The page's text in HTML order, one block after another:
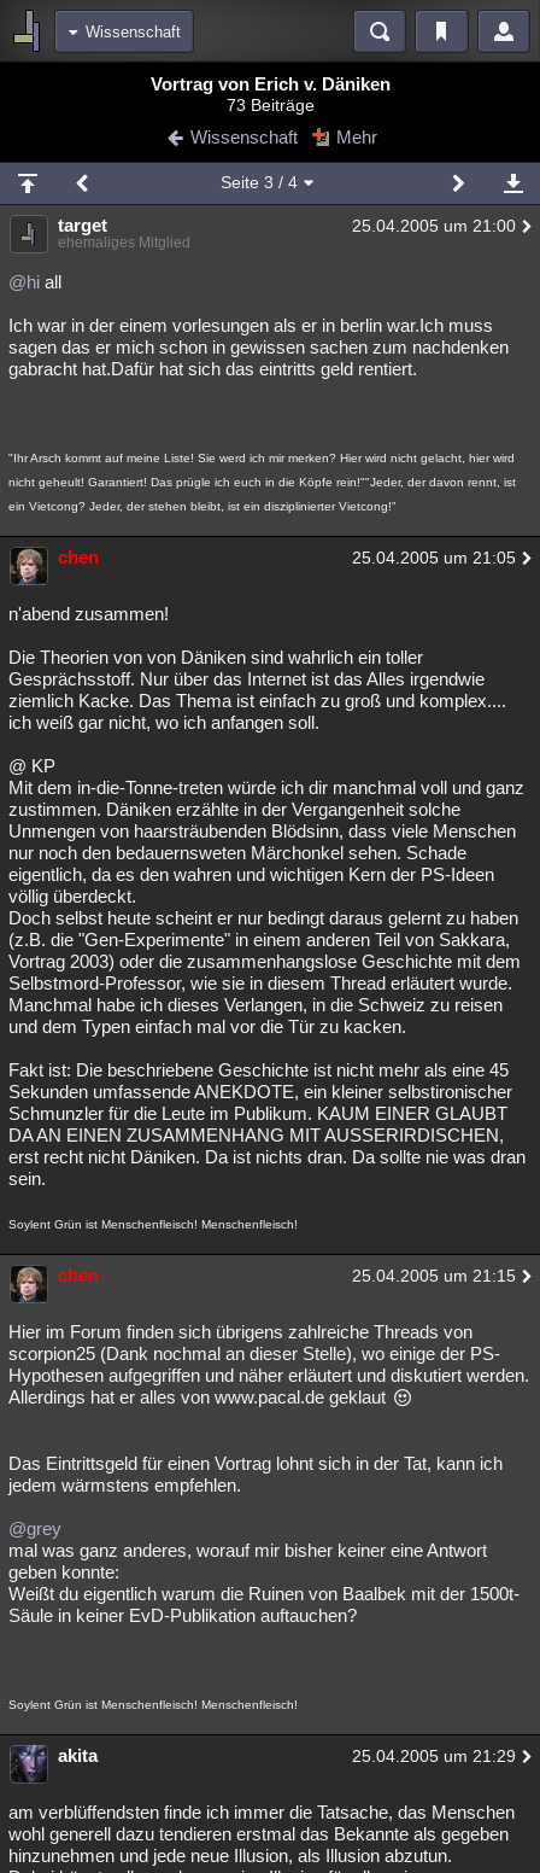
Wissenschaft
Blogs
Chat Wiki Neuigkeiten
meine Rubriken
Menschen Mystery Kriminalfälle
Spiritualität
Natur Umfragen Unterhaltung
weitere Rubriken
Musik Verbesserungen
Besucht Geschlossen
Lesenswert Schlüsselwörter
Vortrag von Erich v. Däniken
73 Beiträge
Wissenschaft Mehr
Seite 3 / 4
target 25.04.2005 um 21:00
ehemaliges Mitglied
@hi all
Ich war in der einem vorlesungen als er in berlin war.Ich muss
sagen das er mich schon in gewissen sachen zum nachdenken
gabracht hat.Dafür hat sich das eintritts geld rentiert.
"Ihr Arsch kommt auf meine Liste! Sie werd ich mir merken? Hier wird nicht gelacht, hier wird
nicht geheult! Garantiert! Das prügle ich euch in die Köpfe rein!""Jeder, der davon rennt, ist
ein Vietcong? Jeder, der stehen bleibt, ist ein disziplinierter Vietcong!"
chen 25.04.2005 um 21:05
n'abend zusammen!
Die Theorien von von Däniken sind wahrlich ein toller
Gesprächsstoff. Nur über das Internet ist das Alles irgendwie
ziemlich Kacke. Das Thema ist einfach zu groß und komplex....
ich weiß gar nicht, wo ich anfangen soll.
@ KP
Mit dem in-die-Tonne-treten würde ich dir manchmal voll und ganz
zustimmen. Däniken erzählte in der Vergangenheit solche
Unmengen von haarsträubenden Blödsinn, dass viele Menschen
nur noch den bedauernsweten Märchonkel sehen. Schade
eigentlich, da es den wahren und wichtigen Kern der PS-Ideen
völlig überdeckt.
Doch selbst heute scheint er nur bedingt daraus gelernt zu haben
(z.B. die "Gen-Experimente" in einem anderen Teil von Sakkara,
Vortrag 2003) oder die zusammenhangslose Geschichte mit dem
Selbstmord-Professor, wie sie in diesem Thread erläutert wurde.
Manchmal habe ich dieses Verlangen, in die Schweiz zu reisen
und dem Typen einfach mal vor die Tür zu kacken.
Fakt ist: Die beschriebene Geschichte ist nicht mehr als eine 45
Sekunden umfassende ANEKDOTE, ein kleiner selbstironischer
Schmunzler für die Leute im Publikum. KAUM EINER GLAUBT
DA AN EINEN ZUSAMMENHANG MIT AUSSERIRDISCHEN,
erst recht nicht Däniken. Da ist nichts dran. Da sollte nie was dran
sein.
Soylent Grün ist Menschenfleisch! Menschenfleisch!
chen 25.04.2005 um 21:15
Hier im Forum finden sich übrigens zahlreiche Threads von
scorpion25 (Dank nochmal an dieser Stelle), wo einige der PS-
Hypothesen aufgegriffen und näher erläutert und diskutiert werden.
Allerdings hat er alles von www.pacal.de geklaut
Das Eintrittsgeld für einen Vortrag lohnt sich in der Tat, kann ich
jedem wärmstens empfehlen.
@grey
mal was ganz anderes, worauf mir bisher keiner eine Antwort
geben konnte:
Weißt du eigentlich warum die Ruinen von Baalbek mit der 1500t-
Säule in keiner EvD-Publikation auftauchen?
Soylent Grün ist Menschenfleisch! Menschenfleisch!
akita 25.04.2005 um 21:29
am verblüffendsten finde ich immer die Tatsache, das Menschen
wohl generell dazu tendieren erstmal das Bekannte als gegeben
hinzunehmen und jede neue Illusion, als Illusion abzutun.